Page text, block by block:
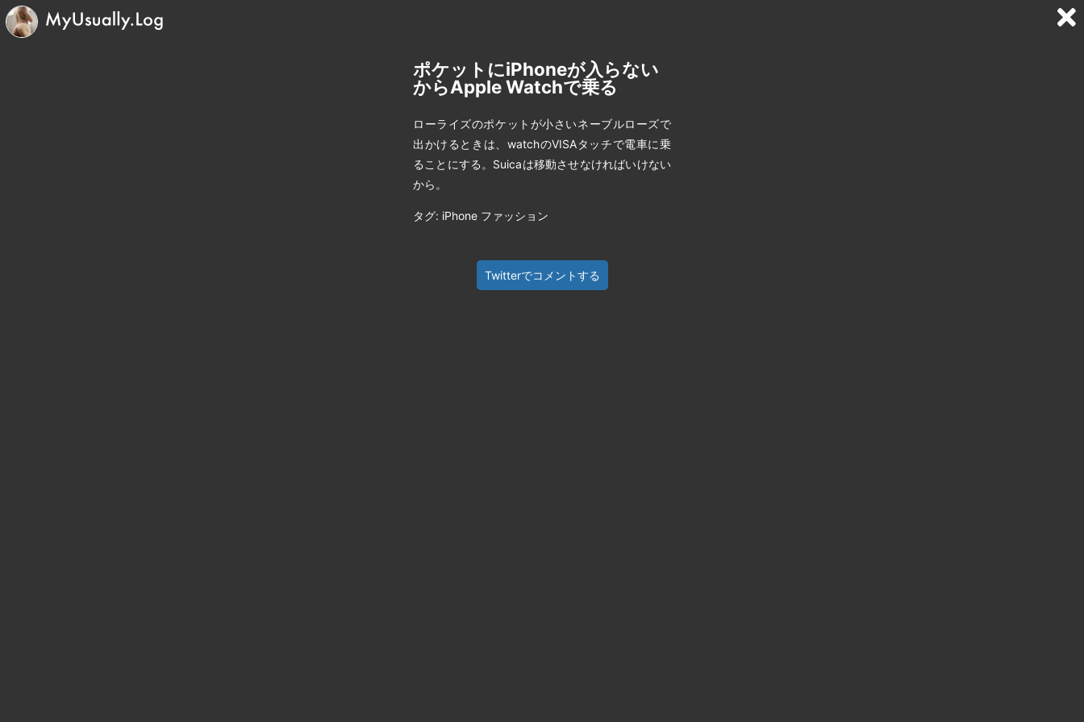
ポケットにiPhoneが入らない
からApple Watchで乗る
ローライズのポケットが小さいネーブルローズで
出かけるときは、watchのVISAタッチで電車に乗
ることにする。Suicaは移動させなければいけない
から。
タグ: iPhone ファッション
Twitterでコメントする